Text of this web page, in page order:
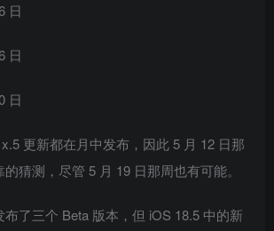
日
日
日
更新都在月中发布，因此 5 月 12 日那
猜测，尽管 5 月 19 日那周也有可能。
布了三个 Beta 版本，但 iOS 18.5 中的新